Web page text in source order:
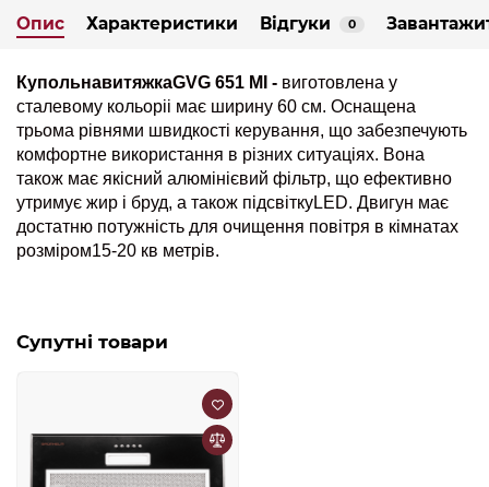
Опис Характеристики Відгуки 0
КупольнавитяжкаGVG 651 MI - виготовлена у
сталевому кольоріі має ширину 60 см. Оснащена
трьома рівнями швидкості керування, що забезпечують
комфортне використання в різних ситуаціях. Вона
також має якісний алюмінієвий фільтр, що ефективно
утримує жир і бруд, а також підсвіткуLED. Двигун має
достатню потужність для очищення повітря в кімнатах
розміром15-20 кв метрів.
Супутні товари